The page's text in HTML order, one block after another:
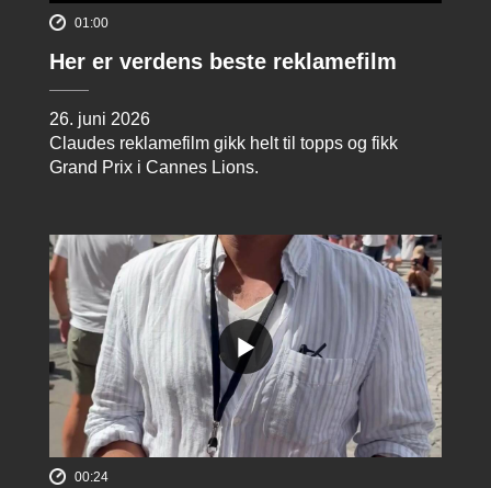
01:00
Her er verdens beste reklamefilm
26. juni 2026
Claudes reklamefilm gikk helt til topps og fikk
Grand Prix i Cannes Lions.
00:24